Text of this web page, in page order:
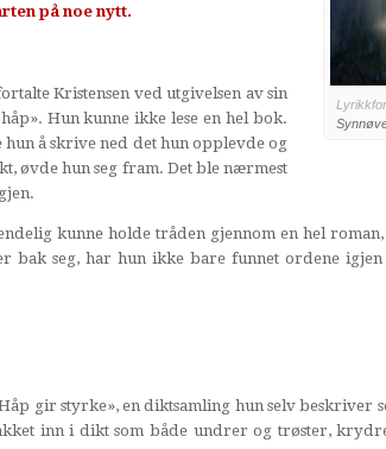
på noe nytt.
Kristensen ved utgivelsen av sin
Hun kunne ikke lese en hel bok.
å skrive ned det hun opplevde og
øvde hun seg fram. Det ble nærmest
kunne holde tråden gjennom en hel
bak seg, har hun ikke bare funnet ordene igjen
gir styrke», en diktsamling hun selv beskriver
inn i dikt som både undrer og trøster,